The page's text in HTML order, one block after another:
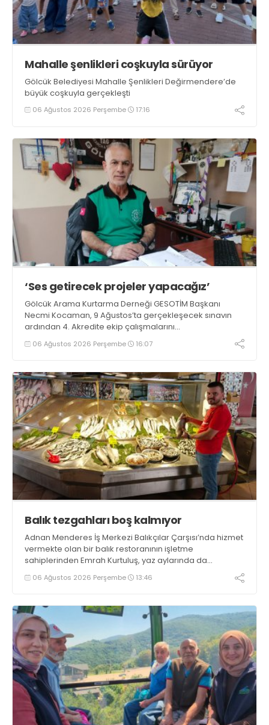
Mahalle şenlikleri coşkuyla sürüyor
Gölcük Belediyesi Mahalle Şenlikleri Değirmendere’de
büyük coşkuyla gerçekleşti
06 Ağustos 2026 Perşembe 17:16
‘Ses getirecek projeler yapacağız’
Gölcük Arama Kurtarma Derneği GESOTİM Başkanı
Necmi Kocaman, 9 Ağustos’ta gerçekleşecek sınavın
ardından 4. Akredite ekip çalışmalarını
tamamlayacaklarını ifade ederek açıklamalarda
bulundu. Kocaman, “Gölcük’te ve Kocaeli genelinde ses
06 Ağustos 2026 Perşembe 16:07
Balık tezgahları boş kalmıyor
Adnan Menderes İş Merkezi Balıkçılar Çarşısı’nda hizmet
vermekte olan bir balık restoranının işletme
sahiplerinden Emrah Kurtuluş, yaz aylarında da
tezgahlarda taze balık bulunduğunu ifade ederek “Yıl
boyunca tezgahlarda taze balık bulmak mümkün
06 Ağustos 2026 Perşembe 13:46